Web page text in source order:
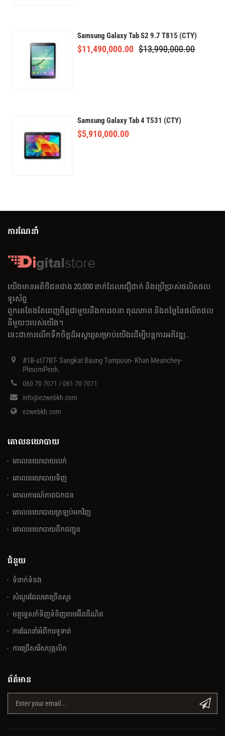
Samsung Galaxy Tab S2 9.7 T815 (CTY)
$11,490,000.00 $13,990,000.00
Samsung Galaxy Tab 4 T531 (CTY)
$5,910,000.00
ការណែនាំ
យើងមានអតិថិជនជាង 20,000 នាក់ដែលជឿជាក់ និងប្រើប្រាស់ផលិតផល
ទូរស័ព្ទ
ពួកគេតែងតែពេញចិត្តជាមួយនឹងការរចនា គុណភាព និងតម្លៃនៃផលិតផល
នីមួយៗរបស់យើង។
នេះ​ជា​ការ​លើក​ទឹក​ចិត្ត​ដ៏​អស្ចារ្យ​សម្រាប់​យើង​ដើម្បី​បន្ត​ការ​អភិវឌ្ឍ..
#1B-st77BT- Sangkat Baung Tumpoun- Khan Meanchey-
PhnomPenh.
060 70 7071 / 061 70 7071
info@ezwebkh.com
ezwebkh.com
គោលនយោបាយ
គោលនយោបាយលក់
គោលនយោបាយទិញ
គោលការណ៍​ភាព​ឯកជន
គោលនយោបាយត្រឡប់មកវិញ
គោលនយោបាយដឹកជញ្ជូន
ជំនួយ
ទំនាក់ទំនង
សំណួរ​ដែលគេ​ច្រើន​សួរ
មគ្គុទ្ទេសក៍ទិញទំនិញតាមអ៊ីនធឺណិត
ការណែនាំអំពីការទូទាត់
ការជ្រើសរើសបុគ្គលិក
ព័ត៌មាន